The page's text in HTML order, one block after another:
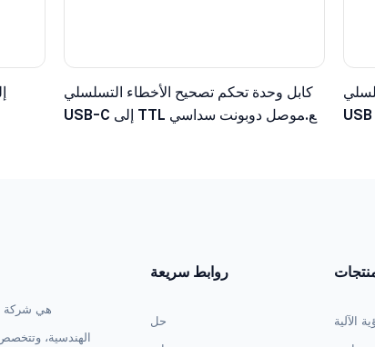
كابل وحدة تحكم تصحيح الأخطاء التسلسلي
USB-C إلى TTL مع موصل دوبونت سداسي
USB إلى TTL مع موصل دوبونت ثلاثي
الهندسية،
روابط سريعة
حل الآلية